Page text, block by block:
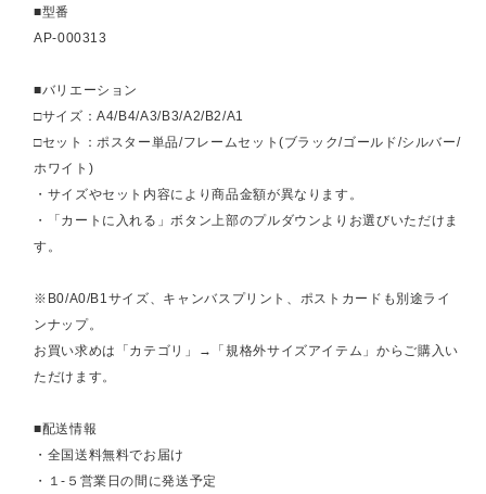
■型番
AP-000313
■バリエーション
□サイズ：A4/B4/A3/B3/A2/B2/A1
□セット：ポスター単品/フレームセット(ブラック/ゴールド/シルバー/
ホワイト)
・サイズやセット内容により商品金額が異なります。
・「カートに入れる」ボタン上部のプルダウンよりお選びいただけま
す。
※B0/A0/B1サイズ、キャンバスプリント、ポストカードも別途ライ
ンナップ。
お買い求めは「カテゴリ」→「規格外サイズアイテム」からご購入い
ただけます。
■配送情報
・全国送料無料でお届け
・１-５営業日の間に発送予定